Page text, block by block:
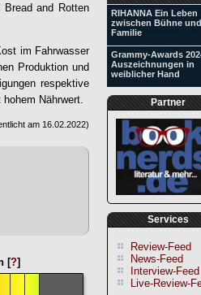
RIHANNA Ein Leben
zwischen Bühne und
Familie
Grammy-Awards
Auszeichnungen in
weiblicher Hand
Partner
Services
Review-Feed
News-Feed
Interview-Feed
Live-Review-
and Rotten
im Fahrwasser
Produktion und
respektive
Nährwert.
am 16.02.2022)
[?]